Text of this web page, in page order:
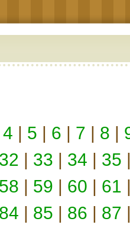
4 | 5 | 6 | 7 | 8 |
32 | 33 | 34 | 35
58 | 59 | 60 | 61
84 | 85 | 86 | 87